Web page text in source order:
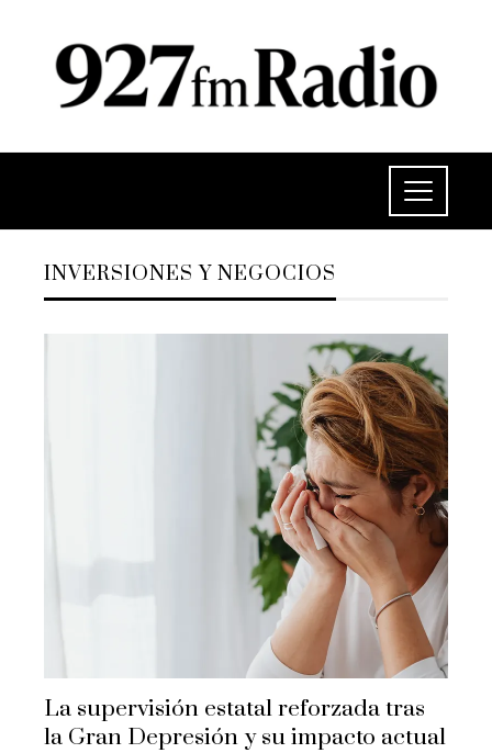
INVERSIONES Y NEGOCIOS
La supervisión estatal reforzada tras
la Gran Depresión y su impacto actual